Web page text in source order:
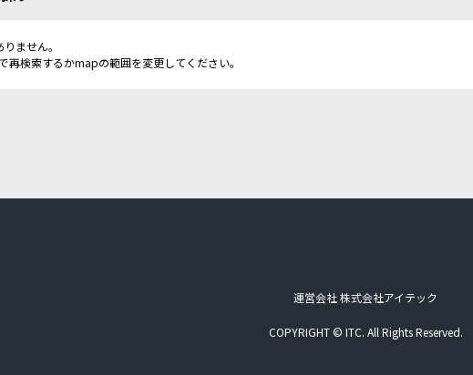
ません。
再検索するかmapの範囲を変更してください。
運営会社 株式会社アイテック
COPYRIGHT © ITC. All Rights Reserved.